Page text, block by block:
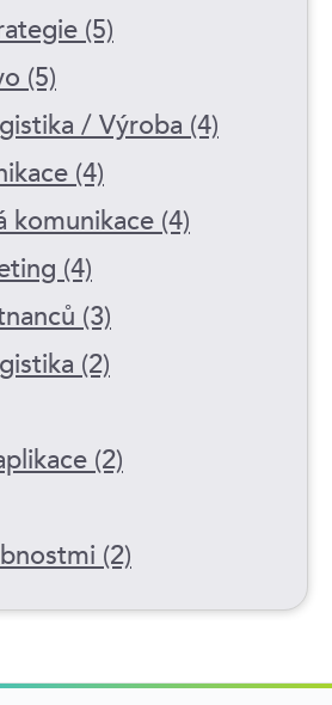
(5)
(5)
/ Výroba (4)
(4)
komunikace (4)
(4)
(3)
(2)
(2)
(2)